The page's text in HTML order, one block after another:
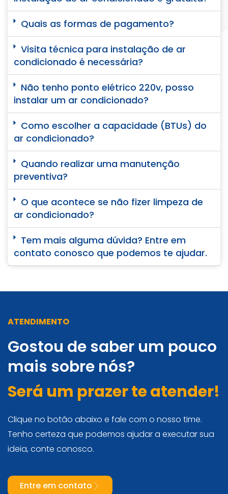
Quais as formas de pagamento?
Visita técnica para instalação de ar
condicionado é necessária?
Não tenho ponto elétrico 220v, posso
instalar um ar condicionado?
Como escolher a capacidade (BTUs) do
ar condicionado?
Quando realizar uma manutenção
preventiva?
O que acontece se não fizer limpeza de
ar condicionado?
Tem mais alguma dúvida? Entre em
contato conosco que podemos te ajudar.
ATENDIMENTO
Gostou de saber um pouco
mais sobre nós?
Será um prazer te atender!
Clique no botão abaixo e fale com o nosso time.
Tenho certeza que podemos ajudar a executar sua
ideia, conte conosco.
Entre em contato